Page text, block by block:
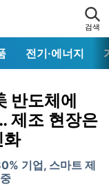
검색
전기·에너지
반도체에
제조 현장은
화
기업, 스마트 제